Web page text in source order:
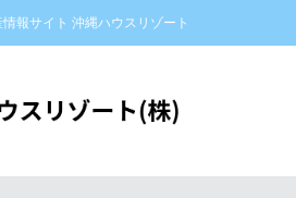
報サイト 沖縄ハウスリゾート